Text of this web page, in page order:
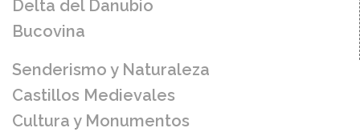
Delta del Danubio
Bucovina
Senderismo y Naturaleza
Castillos Medievales
Cultura y Monumentos